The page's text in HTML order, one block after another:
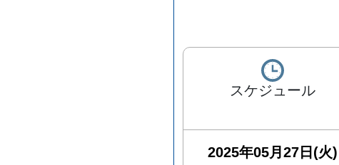
スケジュール
2025年05月27日(火)